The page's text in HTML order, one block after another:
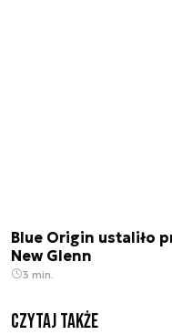
Blue Origin ustaliło
New Glenn
3 min.
Czytaj także